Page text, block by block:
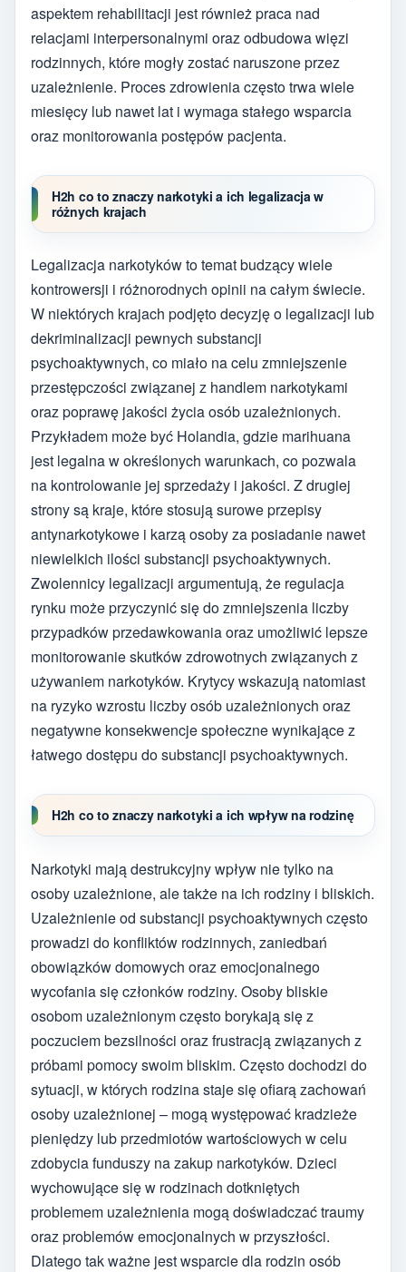
aspektem rehabilitacji jest również praca nad
relacjami interpersonalnymi oraz odbudowa więzi
rodzinnych, które mogły zostać naruszone przez
uzależnienie. Proces zdrowienia często trwa wiele
miesięcy lub nawet lat i wymaga stałego wsparcia
oraz monitorowania postępów pacjenta.
H2h co to znaczy narkotyki a ich legalizacja w
różnych krajach
Legalizacja narkotyków to temat budzący wiele
kontrowersji i różnorodnych opinii na całym świecie.
W niektórych krajach podjęto decyzję o legalizacji lub
dekriminalizacji pewnych substancji
psychoaktywnych, co miało na celu zmniejszenie
przestępczości związanej z handlem narkotykami
oraz poprawę jakości życia osób uzależnionych.
Przykładem może być Holandia, gdzie marihuana
jest legalna w określonych warunkach, co pozwala
na kontrolowanie jej sprzedaży i jakości. Z drugiej
strony są kraje, które stosują surowe przepisy
antynarkotykowe i karzą osoby za posiadanie nawet
niewielkich ilości substancji psychoaktywnych.
Zwolennicy legalizacji argumentują, że regulacja
rynku może przyczynić się do zmniejszenia liczby
przypadków przedawkowania oraz umożliwić lepsze
monitorowanie skutków zdrowotnych związanych z
używaniem narkotyków. Krytycy wskazują natomiast
na ryzyko wzrostu liczby osób uzależnionych oraz
negatywne konsekwencje społeczne wynikające z
łatwego dostępu do substancji psychoaktywnych.
H2h co to znaczy narkotyki a ich wpływ na rodzinę
Narkotyki mają destrukcyjny wpływ nie tylko na
osoby uzależnione, ale także na ich rodziny i bliskich.
Uzależnienie od substancji psychoaktywnych często
prowadzi do konfliktów rodzinnych, zaniedbań
obowiązków domowych oraz emocjonalnego
wycofania się członków rodziny. Osoby bliskie
osobom uzależnionym często borykają się z
poczuciem bezsilności oraz frustracją związanych z
próbami pomocy swoim bliskim. Często dochodzi do
sytuacji, w których rodzina staje się ofiarą zachowań
osoby uzależnionej – mogą występować kradzieże
pieniędzy lub przedmiotów wartościowych w celu
zdobycia funduszy na zakup narkotyków. Dzieci
wychowujące się w rodzinach dotkniętych
problemem uzależnienia mogą doświadczać traumy
oraz problemów emocjonalnych w przyszłości.
Dlatego tak ważne jest wsparcie dla rodzin osób